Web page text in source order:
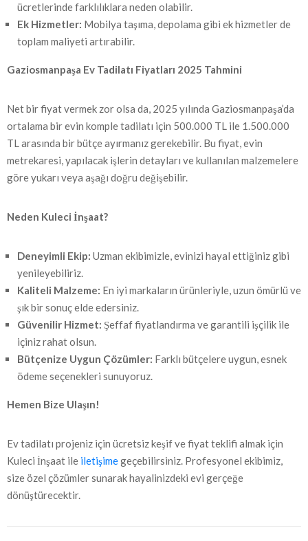
ücretlerinde farklılıklara neden olabilir.
Ek Hizmetler: Mobilya taşıma, depolama gibi ek hizmetler de
toplam maliyeti artırabilir.
Gaziosmanpaşa Ev Tadilatı Fiyatları 2025 Tahmini
Net bir fiyat vermek zor olsa da, 2025 yılında Gaziosmanpaşa’da
ortalama bir evin komple tadilatı için 500.000 TL ile 1.500.000
TL arasında bir bütçe ayırmanız gerekebilir. Bu fiyat, evin
metrekaresi, yapılacak işlerin detayları ve kullanılan malzemelere
göre yukarı veya aşağı doğru değişebilir.
Neden Kuleci İnşaat?
Deneyimli Ekip: Uzman ekibimizle, evinizi hayal ettiğiniz gibi
yenileyebiliriz.
Kaliteli Malzeme: En iyi markaların ürünleriyle, uzun ömürlü ve
şık bir sonuç elde edersiniz.
Güvenilir Hizmet: Şeffaf fiyatlandırma ve garantili işçilik ile
içiniz rahat olsun.
Bütçenize Uygun Çözümler: Farklı bütçelere uygun, esnek
ödeme seçenekleri sunuyoruz.
Hemen Bize Ulaşın!
Ev tadilatı projeniz için ücretsiz keşif ve fiyat teklifi almak için
Kuleci İnşaat ile iletişimegeçebilirsiniz. Profesyonel ekibimiz,
size özel çözümler sunarak hayalinizdeki evi gerçeğe
dönüştürecektir.